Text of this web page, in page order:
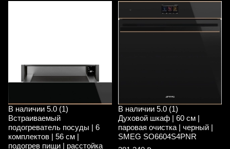
В наличии 5.0 (1)
Встраиваемый
подогреватель посуды | 6
комплектов | 56 см |
подогрев пищи | расстойка
В наличии 5.0 (1)
Духовой шкаф | 60 см |
паровая очистка | черный |
SMEG SO6604S4PNR